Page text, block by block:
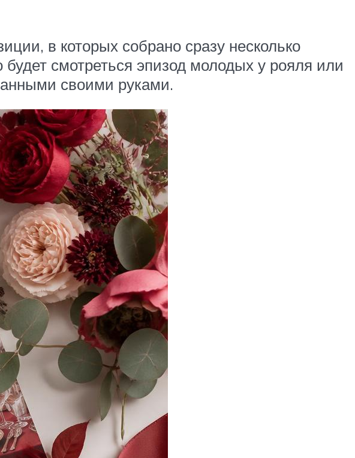
в которых собрано сразу несколько
смотреться эпизод молодых у рояля или
своими руками.